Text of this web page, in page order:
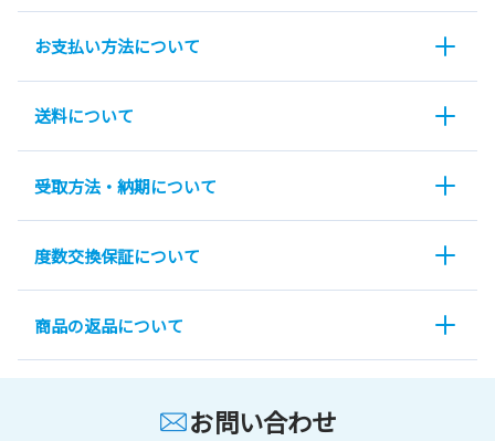
お支払い方法について
送料について
受取方法・納期について
度数交換保証について
商品の返品について
お問い合わせ